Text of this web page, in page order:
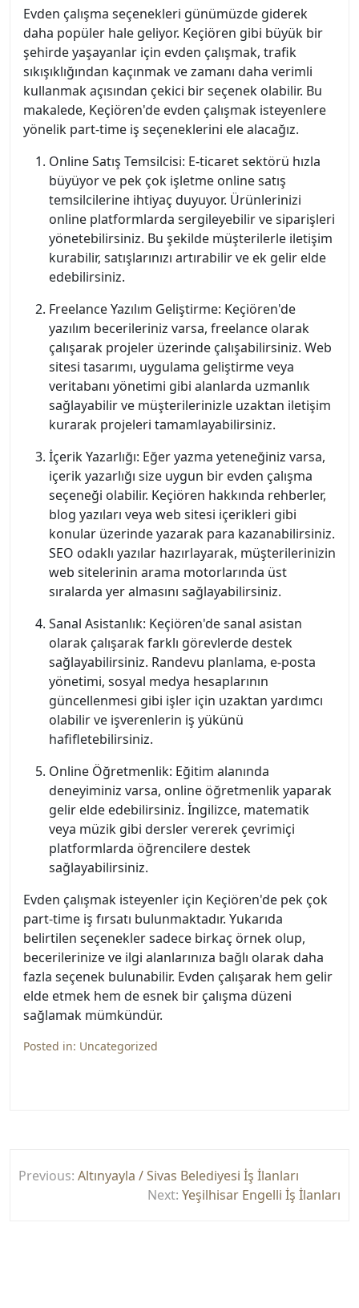
Evden çalışma seçenekleri günümüzde giderek
daha popüler hale geliyor. Keçiören gibi büyük bir
şehirde yaşayanlar için evden çalışmak, trafik
sıkışıklığından kaçınmak ve zamanı daha verimli
kullanmak açısından çekici bir seçenek olabilir. Bu
makalede, Keçiören'de evden çalışmak isteyenlere
yönelik part-time iş seçeneklerini ele alacağız.
Online Satış Temsilcisi: E-ticaret sektörü hızla
büyüyor ve pek çok işletme online satış
temsilcilerine ihtiyaç duyuyor. Ürünlerinizi
online platformlarda sergileyebilir ve siparişleri
yönetebilirsiniz. Bu şekilde müşterilerle iletişim
kurabilir, satışlarınızı artırabilir ve ek gelir elde
edebilirsiniz.
Freelance Yazılım Geliştirme: Keçiören'de
yazılım becerileriniz varsa, freelance olarak
çalışarak projeler üzerinde çalışabilirsiniz. Web
sitesi tasarımı, uygulama geliştirme veya
veritabanı yönetimi gibi alanlarda uzmanlık
sağlayabilir ve müşterilerinizle uzaktan iletişim
kurarak projeleri tamamlayabilirsiniz.
İçerik Yazarlığı: Eğer yazma yeteneğiniz varsa,
içerik yazarlığı size uygun bir evden çalışma
seçeneği olabilir. Keçiören hakkında rehberler,
blog yazıları veya web sitesi içerikleri gibi
konular üzerinde yazarak para kazanabilirsiniz.
SEO odaklı yazılar hazırlayarak, müşterilerinizin
web sitelerinin arama motorlarında üst
sıralarda yer almasını sağlayabilirsiniz.
Sanal Asistanlık: Keçiören'de sanal asistan
olarak çalışarak farklı görevlerde destek
sağlayabilirsiniz. Randevu planlama, e-posta
yönetimi, sosyal medya hesaplarının
güncellenmesi gibi işler için uzaktan yardımcı
olabilir ve işverenlerin iş yükünü
hafifletebilirsiniz.
Online Öğretmenlik: Eğitim alanında
deneyiminiz varsa, online öğretmenlik yaparak
gelir elde edebilirsiniz. İngilizce, matematik
veya müzik gibi dersler vererek çevrimiçi
platformlarda öğrencilere destek
sağlayabilirsiniz.
Evden çalışmak isteyenler için Keçiören'de pek çok
part-time iş fırsatı bulunmaktadır. Yukarıda
belirtilen seçenekler sadece birkaç örnek olup,
becerilerinize ve ilgi alanlarınıza bağlı olarak daha
fazla seçenek bulunabilir. Evden çalışarak hem gelir
elde etmek hem de esnek bir çalışma düzeni
sağlamak mümkündür.
Posted in: Uncategorized
gezinmesi
Previous: Altınyayla / Sivas Belediyesi İş İlanları
Next: Yeşilhisar Engelli İş İlanları